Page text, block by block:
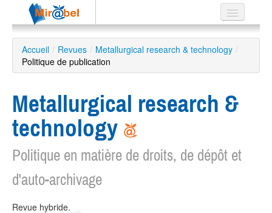
Le réseau
Soutien
Recherche
avancée
EN
Accueil / Revues / Metallurgical research & technology /
Politique de publication
Metallurgical research &
technology
Politique en matière de droits, de dépôt et
d'auto-archivage
Revue hybride.